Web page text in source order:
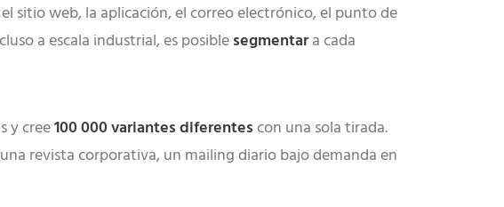
el sitio web, la aplicación, el correo electrónico, el punto de
a escala industrial, es posiblesegmentara cada
y cree100 000 variantes diferentescon una sola tirada.
revista corporativa, un mailing diario bajo demanda en